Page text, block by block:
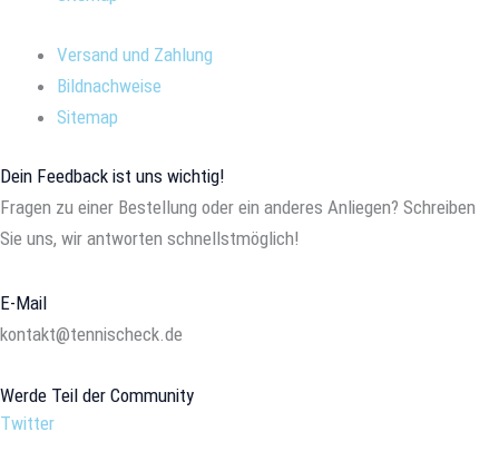
Versand und Zahlung
Bildnachweise
Sitemap
Dein Feedback ist uns wichtig!
Fragen zu einer Bestellung oder ein anderes Anliegen? Schreiben
Sie uns, wir antworten schnellstmöglich!
E-Mail
kontakt@tennischeck.de
Werde Teil der Community
Twitter